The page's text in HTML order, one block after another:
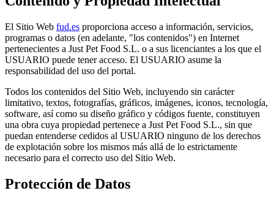
El Sitio Web fud.es proporciona acceso a información, servicios,
programas o datos (en adelante, "los contenidos") en Internet
pertenecientes a Just Pet Food S.L. o a sus licenciantes a los que el
USUARIO puede tener acceso. El USUARIO asume la
responsabilidad del uso del portal.
Todos los contenidos del Sitio Web, incluyendo sin carácter
limitativo, textos, fotografías, gráficos, imágenes, iconos, tecnología,
software, así como su diseño gráfico y códigos fuente, constituyen
una obra cuya propiedad pertenece a Just Pet Food S.L., sin que
puedan entenderse cedidos al USUARIO ninguno de los derechos
de explotación sobre los mismos más allá de lo estrictamente
necesario para el correcto uso del Sitio Web.
Protección de Datos